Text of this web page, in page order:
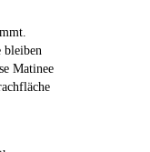
bleiben
Matinee